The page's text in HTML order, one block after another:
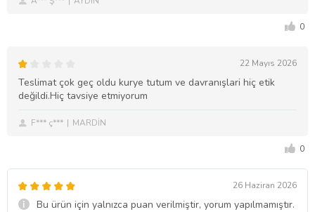
0
22 Mayıs 2026
Teslimat çok geç oldu kurye tutum ve davranışlari hiç etik
değildi.Hiç tavsiye etmiyorum
F*** ç*** MARDİN
0
26 Haziran 2026
Bu ürün için yalnızca puan verilmiştir, yorum yapılmamıştır.